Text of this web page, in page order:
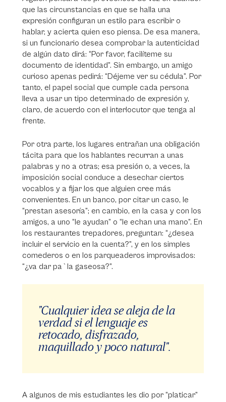
que las circunstancias en que se halla una
expresión configuran un estilo para escribir o
hablar, y acierta quien eso piensa. De esa manera,
si un funcionario desea comprobar la autenticidad
de algún dato dirá: “Por favor, facilíteme su
documento de identidad”. Sin embargo, un amigo
curioso apenas pedirá: “Déjeme ver su cédula”. Por
tanto, el papel social que cumple cada persona
lleva a usar un tipo determinado de expresión y,
claro, de acuerdo con el interlocutor que tenga al
frente.
Por otra parte, los lugares entrañan una obligación
tácita para que los hablantes recurran a unas
palabras y no a otras; esa presión o, a veces, la
imposición social conduce a desechar ciertos
vocablos y a fijar los que alguien cree más
convenientes. En un banco, por citar un caso, le
“prestan asesoría”; en cambio, en la casa y con los
amigos, a uno “le ayudan” o “le echan una mano”. En
los restaurantes trepadores, preguntan: “¿desea
incluir el servicio en la cuenta?”, y en los simples
comederos o en los parqueaderos improvisados:
“¿va dar pa`la gaseosa?”.
"Cualquier idea se aleja de la
verdad si el lenguaje es
retocado, disfrazado,
maquillado y poco natural".
A algunos de mis estudiantes les dio por “platicar”